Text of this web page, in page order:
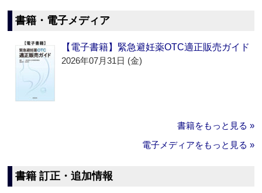
書籍・電子メディア
【電子書籍】緊急避妊薬OTC適正販売ガイド
2026年07月31日 (金)
書籍をもっと見る »
電子メディアをもっと見る »
書籍 訂正・追加情報